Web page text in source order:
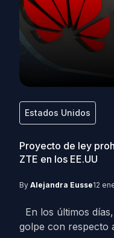
Estados Unidos
Proyecto de ley
ZTE en los EE.UU
By Alejandra Eusse12
En los últimos
golpe con respecto